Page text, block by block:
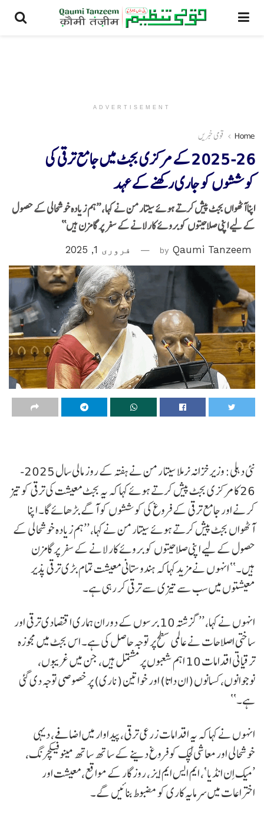
ADVERTISEMENT
Home قومی خبریں
2025-26 کے مرکزی بجٹ میں جامع ترقی کی
کوششوں کو جاری رکھنے کے عہد
اپنا آٹھواں بجٹ پیش کرتے ہوئے سیتارمن نے کہا، ’’ہم زیادہ خوشحالی کے حصول
کے لیے اپنی صلاحیتوں کو بروئے کار لانے کے سفر پر گامزن ہیں‘‘
by Qaumi Tanzeem فروری 1, 2025
نئی دہلی: وزیر خزانہ نرملا سیتا رمن نے ہفتہ کے روز مالی سال 2025-
26 کا مرکزی بجٹ پیش کرتے ہوئے کہا کہ یہ بجٹ معیشت کی ترقی کو تیز
کرنے اور جامع ترقی کے فروغ کی کوششوں کو آگے بڑھائے گا۔ اپنا
آٹھواں بجٹ پیش کرتے ہوئے سیتارمن نے کہا، ’’ہم زیادہ خوشحالی کے
حصول کے لیے اپنی صلاحیتوں کو بروئے کار لانے کے سفر پر گامزن
ہیں۔‘‘ انہوں نے مزید کہا کہ ہندوستانی معیشت تمام بڑی ترقی پذیر
معیشتوں میں سب سے تیزی سے ترقی کر رہی ہے۔
انہوں نے کہا، ’’گزشتہ 10 برسوں کے دوران ہماری اقتصادی ترقی اور
ساختی اصلاحات نے عالمی سطح پر توجہ حاصل کی ہے۔ اس بجٹ میں مجوزہ
ترقیاتی اقدامات 10 اہم شعبوں پر مشتمل ہیں، جن میں غریبوں،
نوجوانوں، کسانوں (ان داتا) اور خواتین (ناری) پر خصوصی توجہ دی گئی
ہے۔‘‘
انہوں نے کہا کہ یہ اقدامات زرعی ترقی، پیداوار میں اضافے، دیہی
خوشحالی اور معاشی لچک کو فروغ دینے کے ساتھ ساتھ مینوفیکچرنگ،
’میک اِن انڈیا‘، ایم ایس ایم ایز، روزگار کے مواقع، معیشت اور
اختراعات میں سرمایہ کاری کو مضبوط بنائیں گے۔